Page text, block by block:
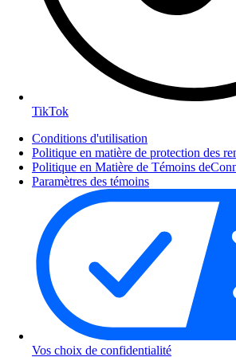
TikTok
Conditions d'utilisation
Politique en matière de protection des
Politique en Matière de Témoins
Paramètres des témoins
Vos choix de confidentialité